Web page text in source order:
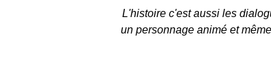
L'histoire c'est aussi les
un personnage animé et